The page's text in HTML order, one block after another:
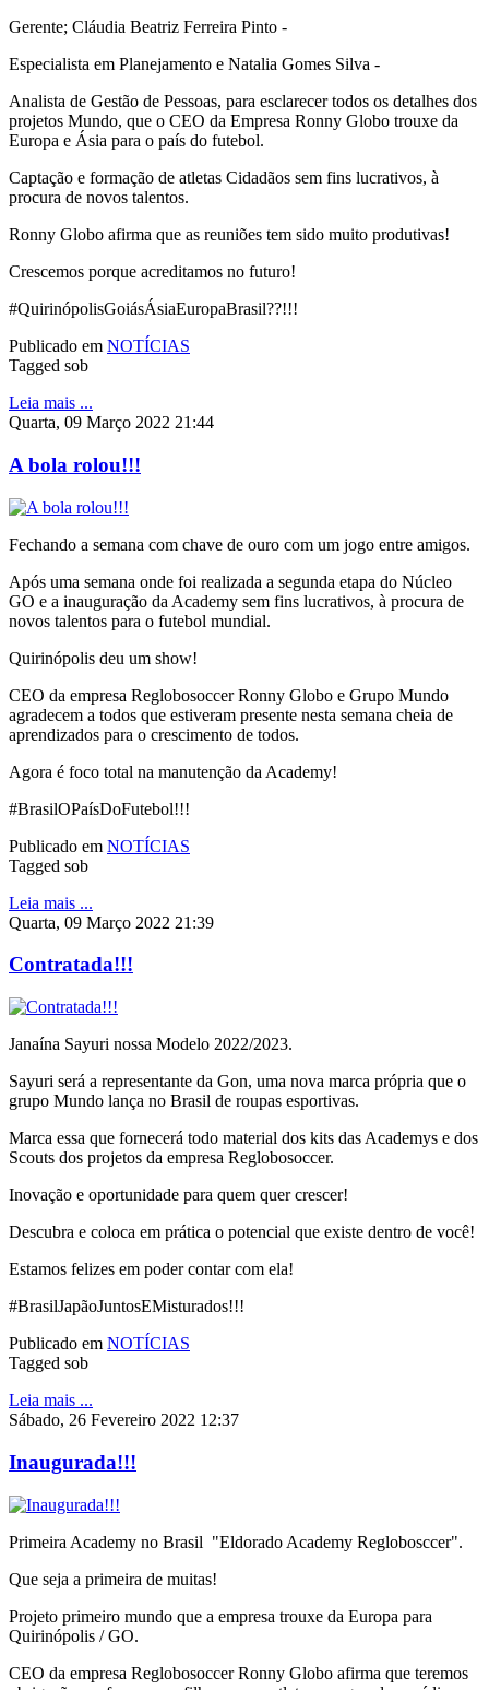
Gerente; Cláudia Beatriz Ferreira Pinto -
Especialista em Planejamento e Natalia Gomes Silva -
Analista de Gestão de Pessoas, para esclarecer todos os detalhes dos
projetos Mundo, que o CEO da Empresa Ronny Globo trouxe da
Europa e Ásia para o país do futebol.
Captação e formação de atletas Cidadãos sem fins lucrativos, à
procura de novos talentos.
Ronny Globo afirma que as reuniões tem sido muito produtivas!
Crescemos porque acreditamos no futuro!
#QuirinópolisGoiásÁsiaEuropaBrasil??!!!
Publicado em NOTÍCIAS
Tagged sob
Leia mais ...
Quarta, 09 Março 2022 21:44
A bola rolou!!!
Fechando a semana com chave de ouro com um jogo entre amigos.
Após uma semana onde foi realizada a segunda etapa do Núcleo
GO e a inauguração da Academy sem fins lucrativos, à procura de
novos talentos para o futebol mundial.
Quirinópolis deu um show!
CEO da empresa Reglobosoccer Ronny Globo e Grupo Mundo
agradecem a todos que estiveram presente nesta semana cheia de
aprendizados para o crescimento de todos.
Agora é foco total na manutenção da Academy!
#BrasilOPaísDoFutebol!!!
Publicado em NOTÍCIAS
Tagged sob
Leia mais ...
Quarta, 09 Março 2022 21:39
Contratada!!!
Janaína Sayuri nossa Modelo 2022/2023.
Sayuri será a representante da Gon, uma nova marca própria que o
grupo Mundo lança no Brasil de roupas esportivas.
Marca essa que fornecerá todo material dos kits das Academys e dos
Scouts dos projetos da empresa Reglobosoccer.
Inovação e oportunidade para quem quer crescer!
Descubra e coloca em prática o potencial que existe dentro de você!
Estamos felizes em poder contar com ela!
#BrasilJapãoJuntosEMisturados!!!
Publicado em NOTÍCIAS
Tagged sob
Leia mais ...
Sábado, 26 Fevereiro 2022 12:37
Inaugurada!!!
Primeira Academy no Brasil "Eldorado Academy Reglobosccer".
Que seja a primeira de muitas!
Projeto primeiro mundo que a empresa trouxe da Europa para
Quirinópolis / GO.
CEO da empresa Reglobosoccer Ronny Globo afirma que teremos